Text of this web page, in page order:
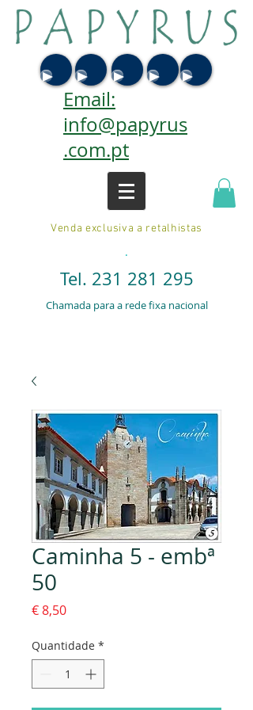
Email:
info@papyrus
.com.pt
Venda exclusiva a retalhistas
.
Tel. 231 281 295
Chamada para a rede fixa nacional
Caminha 5 - embª
50
€ 8,50Preço
Quantidade *